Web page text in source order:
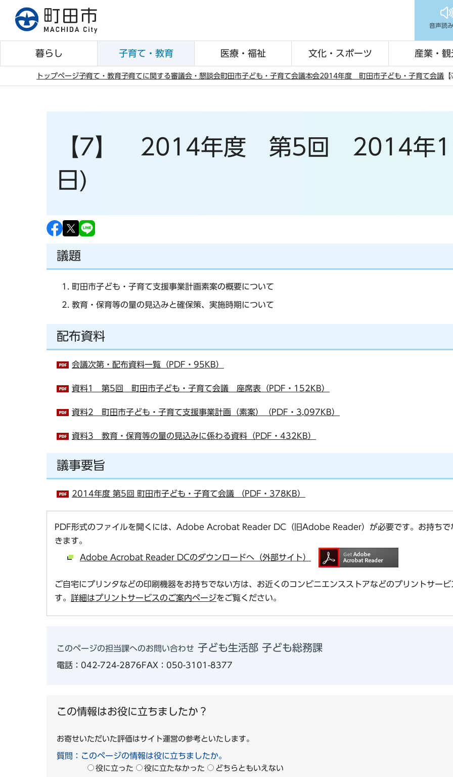
先
音声読
暮らし 子育て・教育 医療・福祉 文化・スポーツ 産業・観
トップページ子育て・教育子育てに関する審議会・懇談会町田市子ども・子育て会議本会2014年度 町田市子ども・子育て会議
【7】 2014年度 第5回 2014年
日)
議題
町田市子ども・子育て支援事業計画素案の概要について
教育・保育等の量の見込みと確保策、実施時期について
配布資料
会議次第・配布資料一覧（PDF・95KB）
資料1 第5回 町田市子ども・子育て会議 座席表（PDF・152KB）
資料2 町田市子ども・子育て支援事業計画（素案）（PDF・3,097KB）
資料3 教育・保育等の量の見込みに係わる資料（PDF・432KB）
議事要旨
2014年度 第5回 町田市子ども・子育て会議 （PDF・378KB）
PDF形式のファイルを開くには、Adobe Acrobat Reader DC（旧Adobe Reader）が必要です。お持ちで
きます。
Adobe Acrobat Reader DCのダウンロードへ（外部サイト）
ご自宅にプリンタなどの印刷機器をお持ちでない方は、お近くのコンビニエンスストアなどのプリントサー
す。 詳細はプリントサービスのご案内ページをご覧ください。
このページの担当課へのお問い合わせ 子ども生活部 子ども総務課
電話：042-724-2876FAX：050-3101-8377
この情報はお役に立ちましたか？
お寄せいただいた評価はサイト運営の参考といたします。
質問：このページの情報は役に立ちましたか。
役に立った 役に立たなかった どちらともいえない